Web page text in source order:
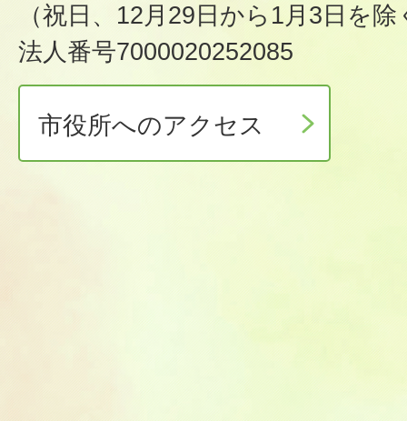
（祝日、12月29日から1月3日を除
法人番号7000020252085
市役所へのアクセス